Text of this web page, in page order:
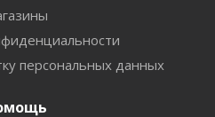
персональных данных